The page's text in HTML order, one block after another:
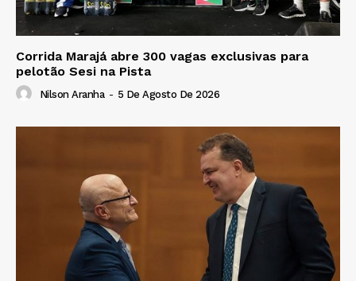
Corrida Marajá abre 300 vagas exclusivas para
pelotão Sesi na Pista
Nilson Aranha - 5 De Agosto De 2026